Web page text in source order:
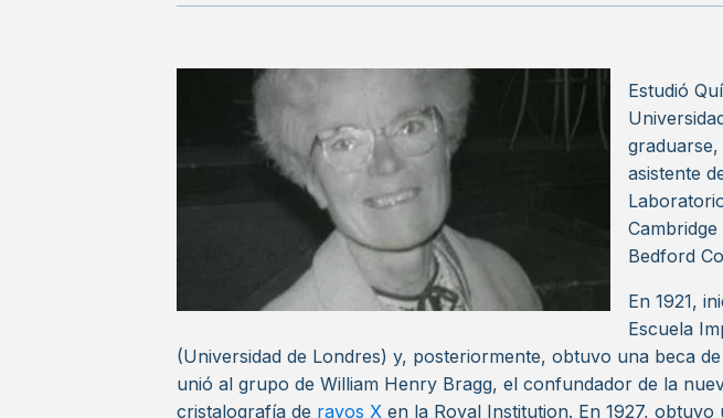
Estudió
asistente
Bedford
En 1921,
Escuela
(Universidad de Londres) y, posteriormente, obtuvo una beca
unió al grupo de William Henry Bragg, el confundador de la
cristalografía de rayos X en la Royal Institution. En 1927, obtuvo